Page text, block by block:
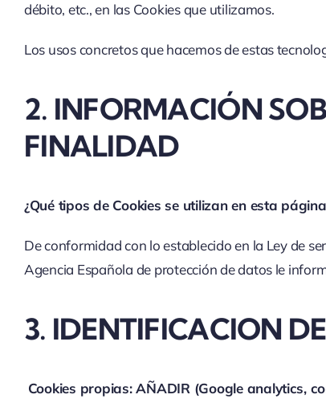
débito, etc., en las Cookies que utilizamos.
Los usos concretos que hacemos de estas
2. INFORMACIÓN
FINALIDAD
¿Qué tipos de Cookies se utilizan en esta
De conformidad con lo establecido en la Ley de
Agencia Española de protección de datos le
3. IDENTIFICACION
Cookies propias: AÑADIR (Google analytics,